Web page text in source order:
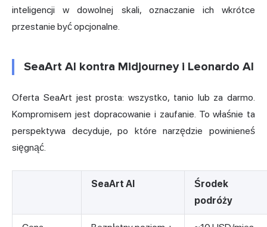
inteligencji w dowolnej skali, oznaczanie ich wkrótce
przestanie być opcjonalne.
SeaArt AI kontra Midjourney i Leonardo AI
Oferta SeaArt jest prosta: wszystko, tanio lub za darmo.
Kompromisem jest dopracowanie i zaufanie. To właśnie ta
perspektywa decyduje, po które narzędzie powinieneś
sięgnąć.
SeaArt AI
Środek
podróży